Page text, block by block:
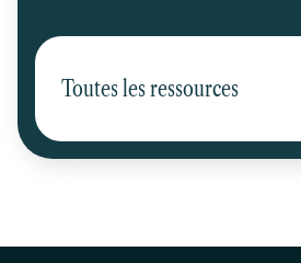
Toutes les ressources